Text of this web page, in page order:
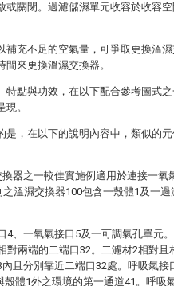
或關閉。過濾儲濕單元收容於收容
補充不足的空氣量，可爭取更換溫
來更換溫濕交換器。
特點與功效，在以下配合參考圖式
。
是，在以下的說明內容中，類似的
器之一較佳實施例適用於連接一氧
溫濕交換器100包含一殼體1及一過
4、一氧氣接口5及一可調氣孔單元
對兩端的二端口32。二濾材2相對且
且分別靠近二端口32處。呼吸氣接
體1外之環境的第一通道41。呼吸